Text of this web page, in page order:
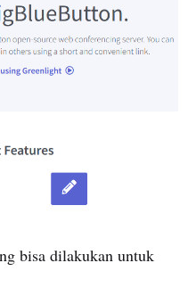
bisa dilakukan untuk